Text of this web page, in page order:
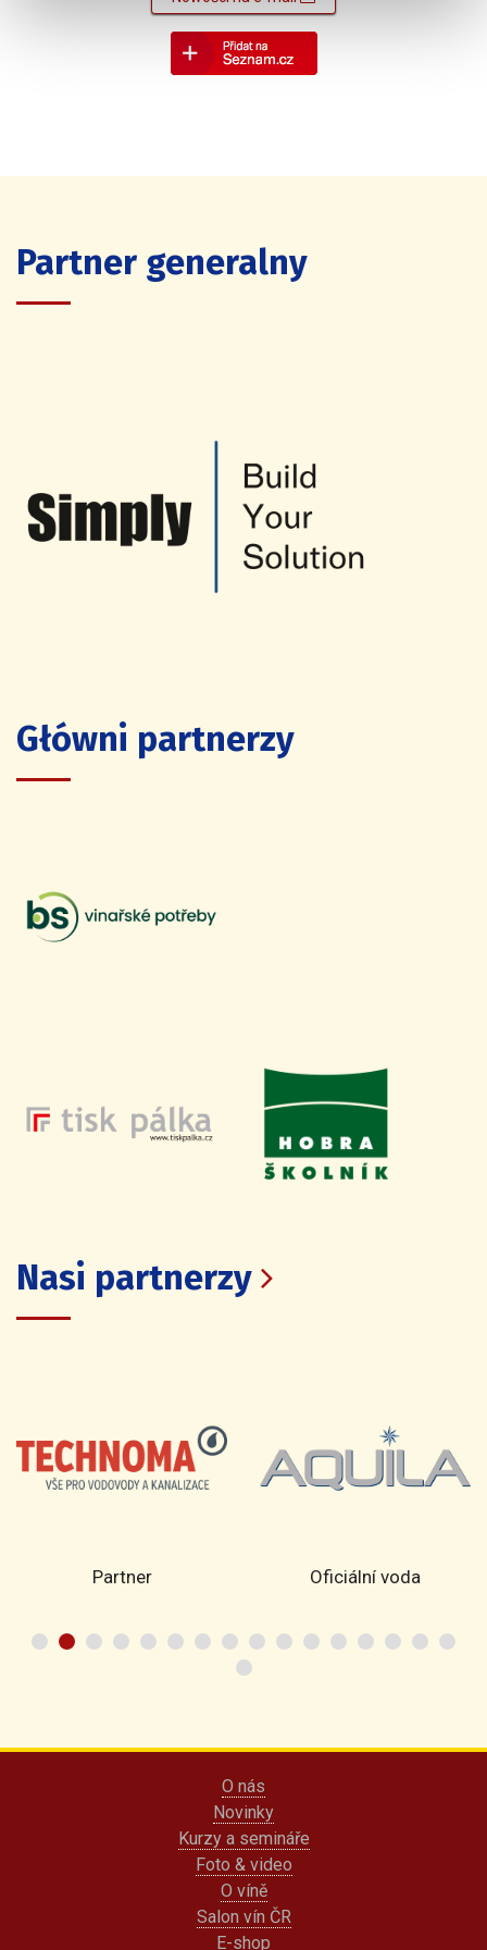
Partner generalny
Główni partnerzy
Nasi partnerzy
Partner Oficiální voda
O nás
Novinky
Kurzy a semináře
Foto & video
O víně
Salon vín ČR
E-shop